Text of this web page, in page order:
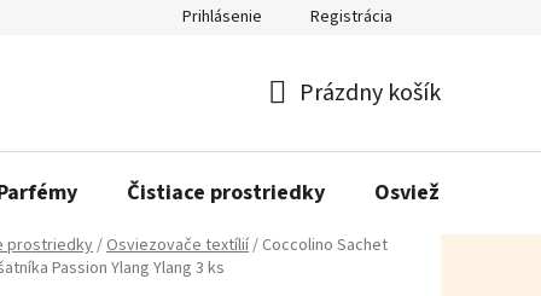
Prihlásenie Registrácia
košík
Prázdny košík
Čistiace prostriedky Osviežovače
prostriedky/Osviezovače textílií/ Coccolino Sachet
Passion Ylang Ylang 3 ks